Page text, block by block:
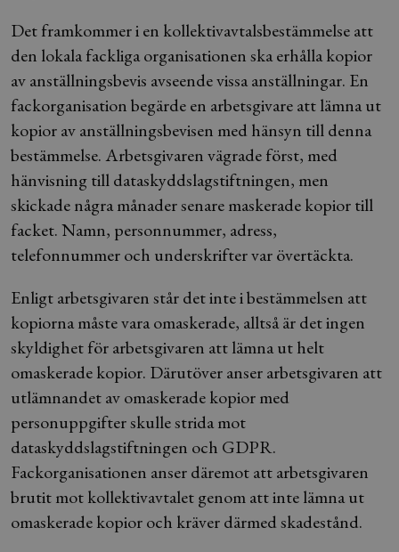
Det framkommer i en kollektivavtalsbestämmelse att
den lokala fackliga organisationen ska erhålla kopior
av anställningsbevis avseende vissa anställningar. En
fackorganisation begärde en arbetsgivare att lämna ut
kopior av anställningsbevisen med hänsyn till denna
bestämmelse. Arbetsgivaren vägrade först, med
hänvisning till dataskyddslagstiftningen, men
skickade några månader senare maskerade kopior till
facket. Namn, personnummer, adress,
telefonnummer och underskrifter var övertäckta.
Enligt arbetsgivaren står det inte i bestämmelsen att
kopiorna måste vara omaskerade, alltså är det ingen
skyldighet för arbetsgivaren att lämna ut helt
omaskerade kopior. Därutöver anser arbetsgivaren att
utlämnandet av omaskerade kopior med
personuppgifter skulle strida mot
dataskyddslagstiftningen och GDPR.
Fackorganisationen anser däremot att arbetsgivaren
brutit mot kollektivavtalet genom att inte lämna ut
omaskerade kopior och kräver därmed skadestånd.